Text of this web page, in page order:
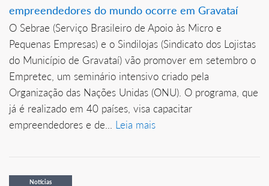
empreendedores do mundo ocorre em Gravataí
O Sebrae (Serviço Brasileiro de Apoio às Micro e
Pequenas Empresas) e o Sindilojas (Sindicato dos Lojistas
do Município de Gravataí) vão promover em setembro o
Empretec, um seminário intensivo criado pela
Organização das Nações Unidas (ONU). O programa, que
já é realizado em 40 países, visa capacitar
empreendedores e de... Leia mais
Notícias